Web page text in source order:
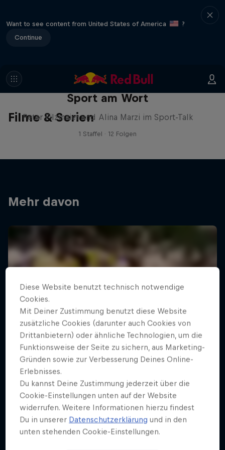
Want to see content from United States of America
?
Continue
Filme & Serien
Sport am Wort
Peter Filzmaier und Alina Marzi im Sport-Talk
1 Staffel · 12 Folgen
Mehr davon
Diese Website benutzt technisch notwendige
Cookies.
Mit Deiner Zustimmung benutzt diese Website
zusätzliche Cookies (darunter auch Cookies von
Drittanbietern) oder ähnliche Technologien, um die
Funktionsweise der Seite zu sichern, aus Marketing-
Gründen sowie zur Verbesserung Deines Online-
Erlebnisses.
Du kannst Deine Zustimmung jederzeit über die
Cookie-Einstellungen unten auf der Website
widerrufen. Weitere Informationen hierzu findest
Du in unserer Datenschutzerklärung und in den
unten stehenden Cookie-Einstellungen.